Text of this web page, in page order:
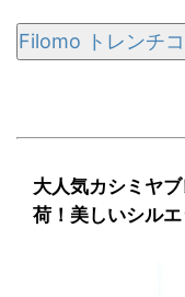
Filomo トレンチ
大人気カシミヤ
荷！美しいシル